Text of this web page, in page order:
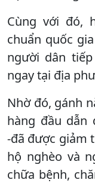
Cùng với đó,
chuẩn quốc
người dân
ngay tại địa
Nhờ đó, gánh
hàng đầu dẫn
-đã được giảm
hộ nghèo và
chữa bệnh,